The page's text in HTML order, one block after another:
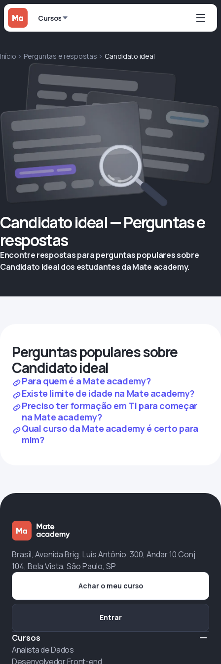
Cursos
Início Perguntas e respostas Candidato ideal
Candidato ideal — Perguntas e
respostas
Encontre respostas para perguntas populares sobre
Candidato ideal dos estudantes da Mate academy.
Perguntas populares sobre
Candidato ideal
Para quem é a Mate academy?
Existe limite de idade na Mate academy?
Preciso ter formação em TI para começar
na Mate academy?
Qual curso da Mate academy é certo para
mim?
Brasil, Avenida Brig. Luís Antônio, 300, Andar 10 Conj
104, Bela Vista, São Paulo, SP
Cursos
Analista de Dados
Desenvolvedor Front-end
Achar o meu curso
Entrar